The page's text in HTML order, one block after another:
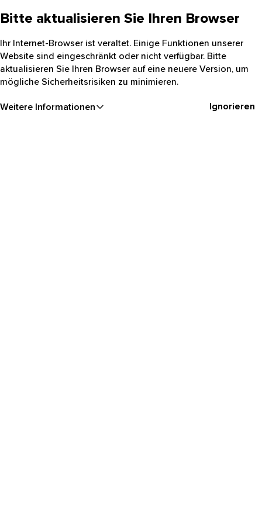
Bitte aktualisieren Sie Ihren Browser
Ihr Internet-Browser ist veraltet. Einige Funktionen unserer
Website sind eingeschränkt oder nicht verfügbar. Bitte
aktualisieren Sie Ihren Browser auf eine neuere Version, um
mögliche Sicherheitsrisiken zu minimieren.
Weitere Informationen Ignorieren